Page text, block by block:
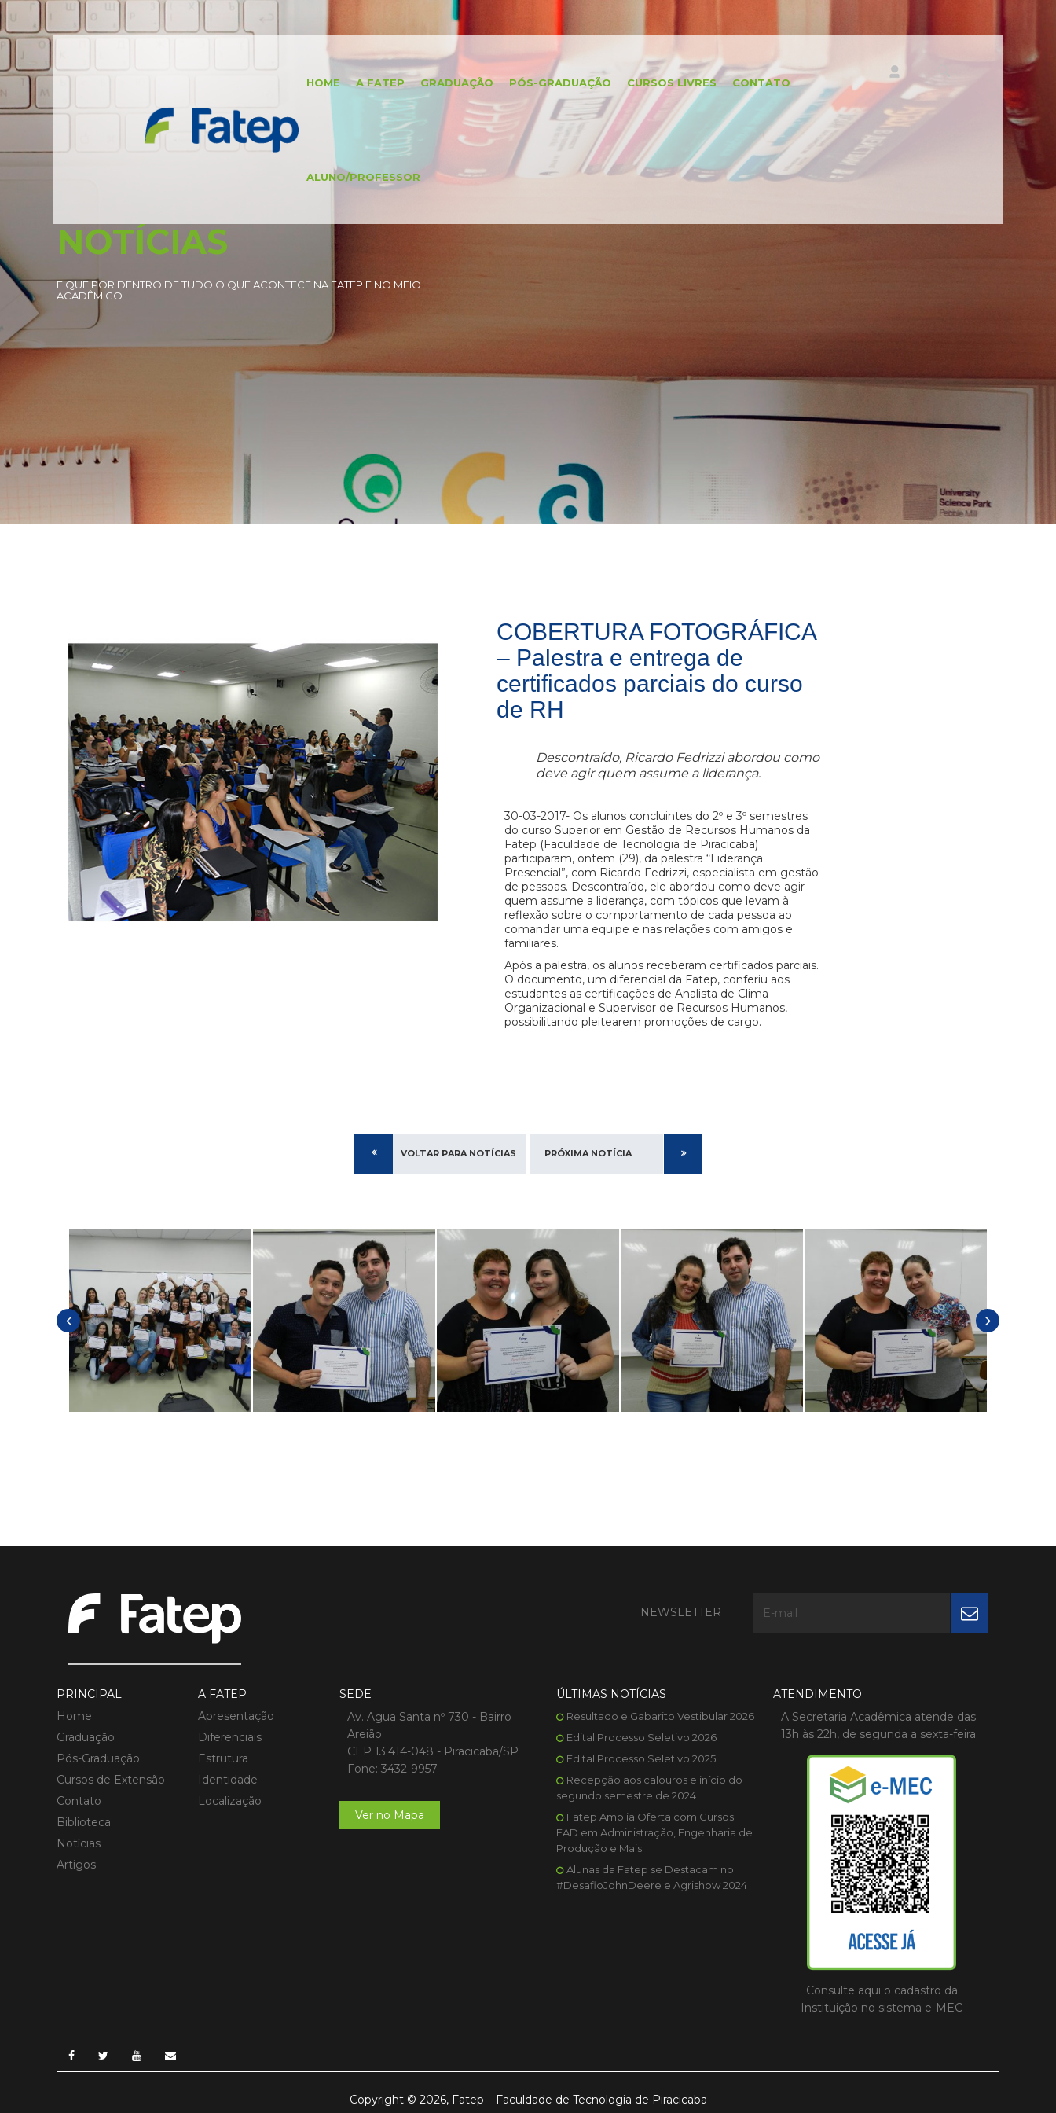
HOME A FATEP GRADUAÇÃO PÓS-GRADUAÇÃO CURSOS LIVRES CONTATO
ALUNO/PROFESSOR
NOTÍCIAS
FIQUE POR DENTRO DE TUDO O QUE ACONTECE NA FATEP E NO MEIO
ACADÊMICO
COBERTURA FOTOGRÁFICA
– Palestra e entrega de
certificados parciais do curso
de RH
Descontraído, Ricardo Fedrizzi abordou como
deve agir quem assume a liderança.
30-03-2017- Os alunos concluintes do 2º e 3º semestres
do curso Superior em Gestão de Recursos Humanos da
Fatep (Faculdade de Tecnologia de Piracicaba)
participaram, ontem (29), da palestra “Liderança
Presencial”, com Ricardo Fedrizzi, especialista em gestão
de pessoas. Descontraído, ele abordou como deve agir
quem assume a liderança, com tópicos que levam à
reflexão sobre o comportamento de cada pessoa ao
comandar uma equipe e nas relações com amigos e
familiares.
Após a palestra, os alunos receberam certificados parciais.
O documento, um diferencial da Fatep, conferiu aos
estudantes as certificações de Analista de Clima
Organizacional e Supervisor de Recursos Humanos,
possibilitando pleitearem promoções de cargo.
VOLTAR PARA NOTÍCIAS PRÓXIMA NOTÍCIA
NEWSLETTER
PRINCIPAL
Home
Graduação
Pós-Graduação
Cursos de Extensão
Contato
Biblioteca
Notícias
Artigos
A FATEP
Apresentação
Diferenciais
Estrutura
Identidade
Localização
SEDE
Av. Agua Santa nº 730 - Bairro
Areião
CEP 13.414-048 - Piracicaba/SP
Fone: 3432-9957
Ver no Mapa
ÚLTIMAS NOTÍCIAS
Resultado e Gabarito Vestibular 2026
Edital Processo Seletivo 2026
Edital Processo Seletivo 2025
Recepção aos calouros e início do
segundo semestre de 2024
Fatep Amplia Oferta com Cursos
EAD em Administração, Engenharia de
Produção e Mais
Alunas da Fatep se Destacam no
#DesafioJohnDeere e Agrishow 2024
ATENDIMENTO
A Secretaria Acadêmica atende das
13h às 22h, de segunda a sexta-feira.
Consulte aqui o cadastro da
Instituição no sistema e-MEC
Copyright © 2026, Fatep – Faculdade de Tecnologia de Piracicaba